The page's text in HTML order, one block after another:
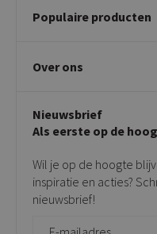
Betalen & annuleren
Klachtafhandeling
Privacy policy
Populaire producten
Draaibare
Taupe stoelen
Tuinstoelen
Bijzettafels
Over ons
Showroom
Contact
Onderhoudsproducten
Vloerbescherming
Giftcards
Nieuwsbrief
Als eerste op de
Wil je op de hoogte
inspiratie en acties?
nieuwsbrief!